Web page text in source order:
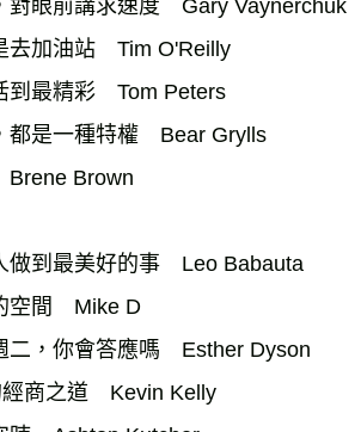
去加油站　Tim O'Reilly
到最精彩　Tom Peters
都是一種特權　Bear Grylls
Brene Brown
做到最美好的事　Leo Babauta
空間　Mike D
二，你會答應嗎　Esther Dyson
商之道　Kevin Kelly